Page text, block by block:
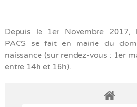
Depuis le 1er Novembre 2017,
PACS se fait en mairie du
naissance (sur rendez-vous : 1er
entre 14h et 16h).